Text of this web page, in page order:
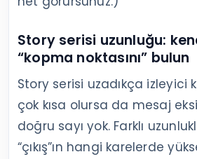
Story serisi uzunluğu:
“kopma noktasını” bulun
Story serisi uzadıkça izleyici
çok kısa olursa da mesaj
doğru sayı yok. Farklı
“çıkış”ın hangi karelerde